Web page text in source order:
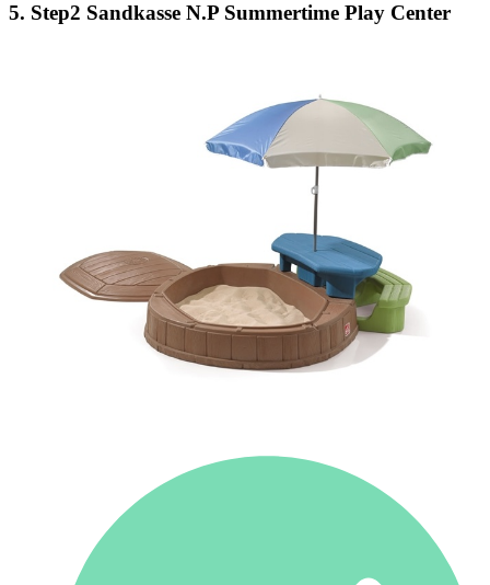
5. Step2 Sandkasse N.P Summertime Play Center